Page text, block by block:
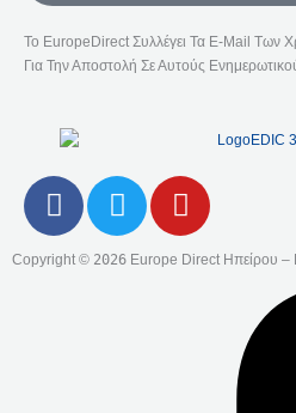
Το EuropeDirect Συλλέγει Τα E-Mail Των
Για Την Αποστολή Σε Αυτούς
F
A
C
E
T
W
I
Y
O
U
Copyright © 2026 Europe Direct Ηπείρου